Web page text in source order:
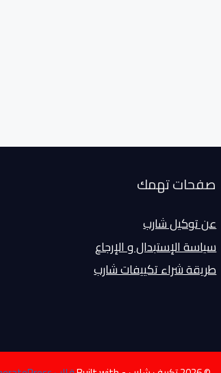
صفحات تهمك
عن توكيل شارب
سياسة الإستبدال و الإرجاع
طريقة شراء تكييفات شارب